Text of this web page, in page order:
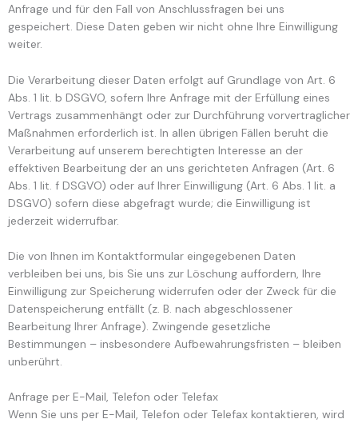
Anfrage und für den Fall von Anschlussfragen bei uns
gespeichert. Diese Daten geben wir nicht ohne Ihre Einwilligung
weiter.
Die Verarbeitung dieser Daten erfolgt auf Grundlage von Art. 6
Abs. 1 lit. b DSGVO, sofern Ihre Anfrage mit der Erfüllung eines
Vertrags zusammenhängt oder zur Durchführung vorvertraglicher
Maßnahmen erforderlich ist. In allen übrigen Fällen beruht die
Verarbeitung auf unserem berechtigten Interesse an der
effektiven Bearbeitung der an uns gerichteten Anfragen (Art. 6
Abs. 1 lit. f DSGVO) oder auf Ihrer Einwilligung (Art. 6 Abs. 1 lit. a
DSGVO) sofern diese abgefragt wurde; die Einwilligung ist
jederzeit widerrufbar.
Die von Ihnen im Kontaktformular eingegebenen Daten
verbleiben bei uns, bis Sie uns zur Löschung auffordern, Ihre
Einwilligung zur Speicherung widerrufen oder der Zweck für die
Datenspeicherung entfällt (z. B. nach abgeschlossener
Bearbeitung Ihrer Anfrage). Zwingende gesetzliche
Bestimmungen – insbesondere Aufbewahrungsfristen – bleiben
unberührt.
Anfrage per E-Mail, Telefon oder Telefax
Wenn Sie uns per E-Mail, Telefon oder Telefax kontaktieren, wird